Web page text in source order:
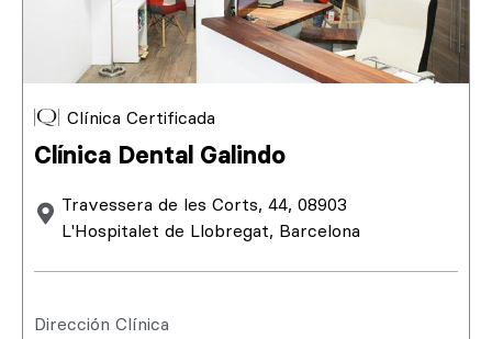
Clínica Certificada
Clínica Dental Galindo
Travessera de les Corts, 44, 08903
L'Hospitalet de Llobregat, Barcelona
Dirección Clínica